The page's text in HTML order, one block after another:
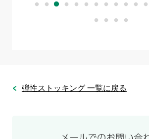
弾性ストッキング 一覧に戻る